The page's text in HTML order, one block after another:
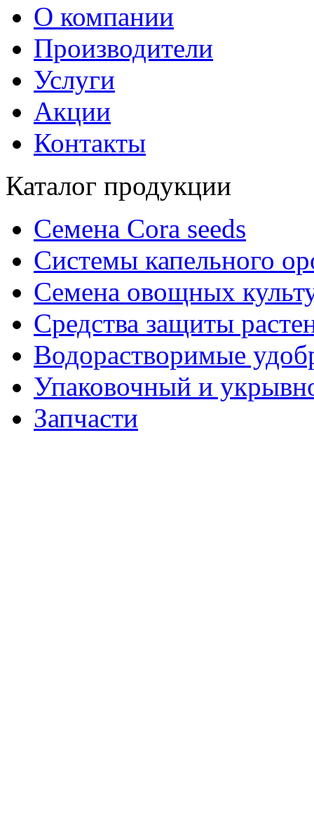
О компании
Производители
Услуги
Акции
Контакты
Каталог продукции
Семена Cora seeds
Системы капельного
Семена овощных
Средства защиты
Водорастворимые
Упаковочный и
Запчасти